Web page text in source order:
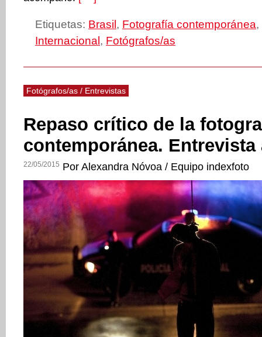
Etiquetas: Brasil , Fotografía contemporánea,
Internacional , Fotógrafos/as
Fotógrafos/as / Entrevistas
Repaso crítico de la
contemporánea. Entrevista
22/05/2015 Por Alexandra Nóvoa / Equipo indexfoto